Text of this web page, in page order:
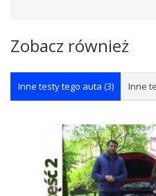
Zobacz również
Inne testy tego auta (3) Inne